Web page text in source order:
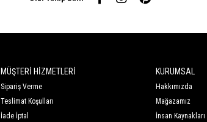
MÜŞTERİ HİZMETLERİ
Sipariş Verme
Teslimat Koşulları
İade İptal
KURUMSAL
Hakkımızda
Mağazamız
İnsan Kaynakları